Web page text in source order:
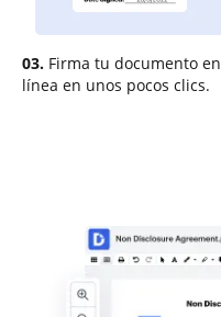
03. Firma tu documento en
línea en unos pocos clics.